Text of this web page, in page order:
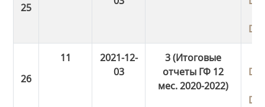
11
2021-12-
03
3 (Итоговые
отчеты ГФ 12
мес. 2020-2022)